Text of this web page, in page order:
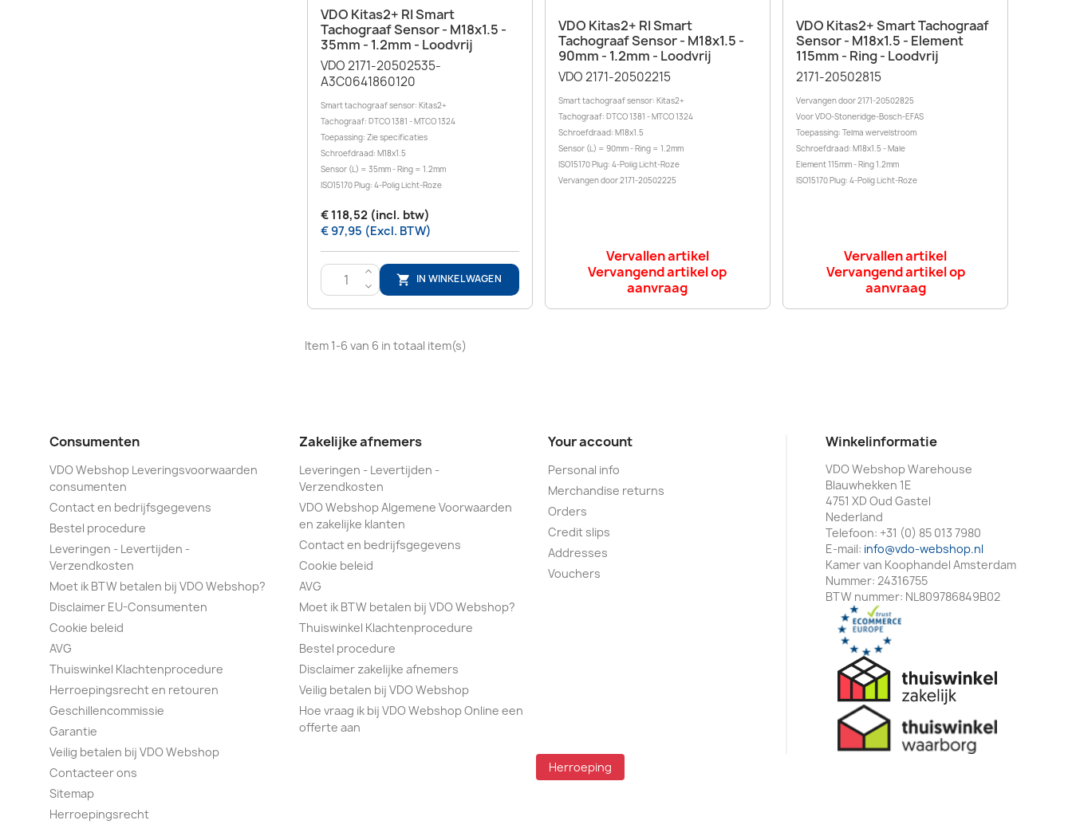
Snel bekijken
VDO Kitas2+ RI Smart
Tachograaf Sensor - M18x1.5 -
35mm - 1.2mm - Loodvrij
VDO 2171-20502535-
A3C0641860120
Smart tachograaf sensor: Kitas2+
Tachograaf: DTCO 1381 - MTCO 1324
Toepassing: Zie specificaties
Schroefdraad: M18x1.5
Sensor (L) = 35mm - Ring = 1.2mm
ISO15170 Plug: 4-Polig Licht-Roze
€ 118,52 (incl. btw)
€ 97,95 (Excl. BTW)
>
<
 IN WINKELWAGEN
Snel bekijken
VDO Kitas2+ RI Smart
Tachograaf Sensor - M18x1.5 -
90mm - 1.2mm - Loodvrij
VDO 2171-20502215
Smart tachograaf sensor: Kitas2+
Tachograaf: DTCO 1381 - MTCO 1324
Schroefdraad: M18x1.5
Sensor (L) = 90mm - Ring = 1.2mm
ISO15170 Plug: 4-Polig Licht-Roze
Vervangen door 2171-20502225
Vervallen artikel
Vervangend artikel op
aanvraag
Snel bekijken
VDO Kitas2+ Smart Tachograaf
Sensor - M18x1.5 - Element
115mm - Ring - Loodvrij
2171-20502815
Vervangen door 2171-20502825
Voor VDO-Stoneridge-Bosch-EFAS
Toepassing: Telma wervelstroom
Schroefdraad: M18x1.5 - Male
Element 115mm - Ring 1.2mm
ISO15170 Plug: 4-Polig Licht-Roze
Vervallen artikel
Vervangend artikel op
aanvraag
Item 1-6 van 6 in totaal item(s)
Consumenten
VDO Webshop Leveringsvoorwaarden
consumenten
Contact en bedrijfsgegevens
Bestel procedure
Leveringen - Levertijden -
Verzendkosten
Moet ik BTW betalen bij VDO Webshop?
Disclaimer EU-Consumenten
Cookie beleid
AVG
Thuiswinkel Klachtenprocedure
Herroepingsrecht en retouren
Geschillencommissie
Garantie
Veilig betalen bij VDO Webshop
Contacteer ons
Sitemap
Herroepingsrecht
Zakelijke afnemers
Leveringen - Levertijden -
Verzendkosten
VDO Webshop Algemene Voorwaarden
en zakelijke klanten
Contact en bedrijfsgegevens
Cookie beleid
AVG
Moet ik BTW betalen bij VDO Webshop?
Thuiswinkel Klachtenprocedure
Bestel procedure
Disclaimer zakelijke afnemers
Veilig betalen bij VDO Webshop
Hoe vraag ik bij VDO Webshop Online een
offerte aan
Your account
Personal info
Merchandise returns
Orders
Credit slips
Addresses
Vouchers
Winkelinformatie
VDO Webshop Warehouse
Blauwhekken 1E
4751 XD Oud Gastel
Nederland
Telefoon: +31 (0) 85 013 7980
E-mail: info@vdo-webshop.nl
Kamer van Koophandel Amsterdam
Nummer: 24316755
BTW nummer: NL809786849B02
Herroeping